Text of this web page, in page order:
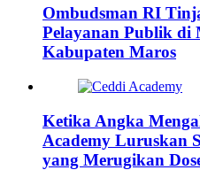
Ombudsman RI
Pelayanan Publik di
Kabupaten Maros
Ketika Angka
Academy Luruskan
yang Merugikan